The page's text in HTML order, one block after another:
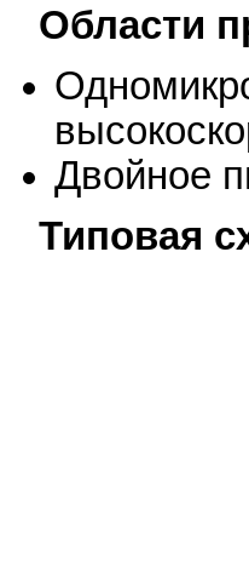
Области
Двойное
Типовая